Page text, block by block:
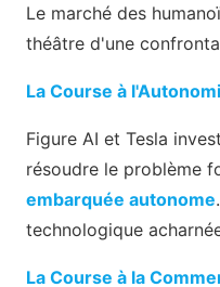
Le marché des
théâtre d'une
La Course à
Figure AI et Tesla
résoudre le problème
embarquée autonome
technologique
La Course à la